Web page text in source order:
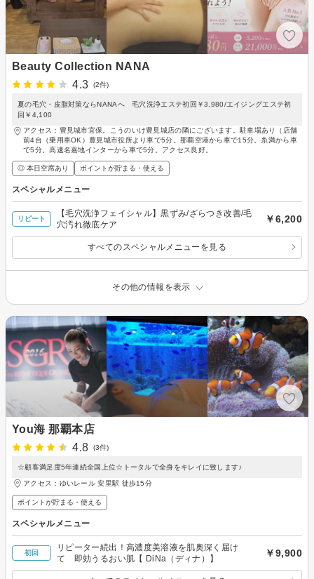
Beauty Collection NANA
4.3
(2件)
夏の毛穴・皮脂対策ならNANAへ 毛穴洗浄エステ初回￥3,980/エイジングエステ初
回￥4,100
アクセス：豊見城市宜保。こうのいけ豊見城店の隣にございます。駐車場あり（店舗
前4台（乗用車OK）豊見城市役所より車で5分。那覇空港から車で15分。糸満から車
で5分。高速名嘉地インターから車で5分。アクセス良好。
◎ 本日空席あり ポイントが貯まる・使える
スペシャルメニュー
リピート
【毛穴洗浄フェイシャル】黒ずみ/ざらつき改善/毛
穴汚れ徹底ケア
￥6,200
すべてのスペシャルメニューを見る
その他の情報を表示
You海 那覇本店
4.8
(3件)
☆顧客満足度5年連続全国上位☆トータルで全身をキレイに致します♪
アクセス：ゆいレール 安里駅 徒歩15分
ポイントが貯まる・使える
スペシャルメニュー
初回
リピーター続出！高濃度美溶液を肌奥深く届け
て 即効うるおい肌【 DiNa（ディナ）】
￥9,900